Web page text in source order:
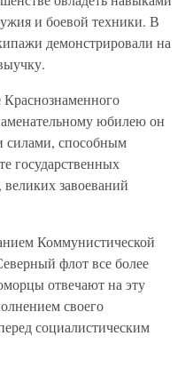
и боевой техники. В
демонстрировали на
Краснознаменного
юбилею он
силами, способным
государственных
завоеваний
Коммунистической
флот все более
отвечают на эту
своего
социалистическим